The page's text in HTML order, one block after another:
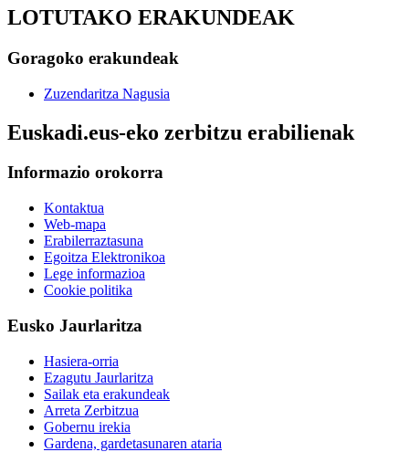
LOTUTAKO ERAKUNDEAK
Goragoko erakundeak
Zuzendaritza Nagusia
Euskadi.eus-eko zerbitzu erabilienak
Informazio orokorra
Kontaktua
Web-mapa
Erabilerraztasuna
Egoitza Elektronikoa
Lege informazioa
Cookie politika
Eusko Jaurlaritza
Hasiera-orria
Ezagutu Jaurlaritza
Sailak eta erakundeak
Arreta Zerbitzua
Gobernu irekia
Gardena, gardetasunaren ataria